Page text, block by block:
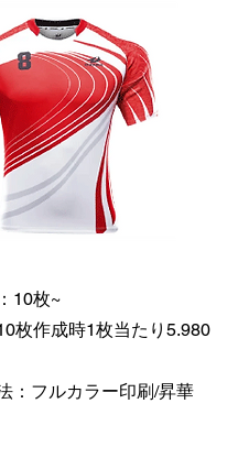
10枚~
枚作成時1枚当たり5.980
：フルカラー印刷/昇華